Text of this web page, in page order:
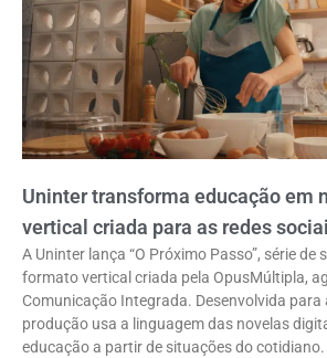
Uninter transforma educação em
vertical criada para as redes
A Uninter lança “O Próximo Passo”, série de
formato vertical criada pela OpusMúltipla,
Comunicação Integrada. Desenvolvida para
produção usa a linguagem das novelas
educação a partir de situações do